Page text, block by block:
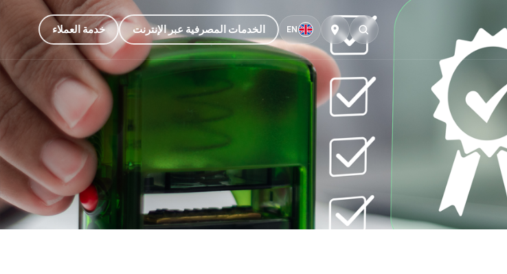
EN الخدمات المصرفية عبر الإنترنت خدمة العملاء